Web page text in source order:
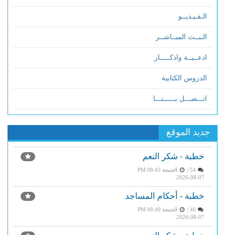
الـفـيـديــو
الـبــث المبــاشــر
ادعــيــة واذكـــــار
الدروس الكتابية
اتـــصـــل بــــــنـــا
جديد الموقع
خطبة - شكر النعم
54 |
الجمعة PM 08:43
2026-08-07
خطبة - أحكام المساجد
الجمعة PM 08:40
2026-08-07